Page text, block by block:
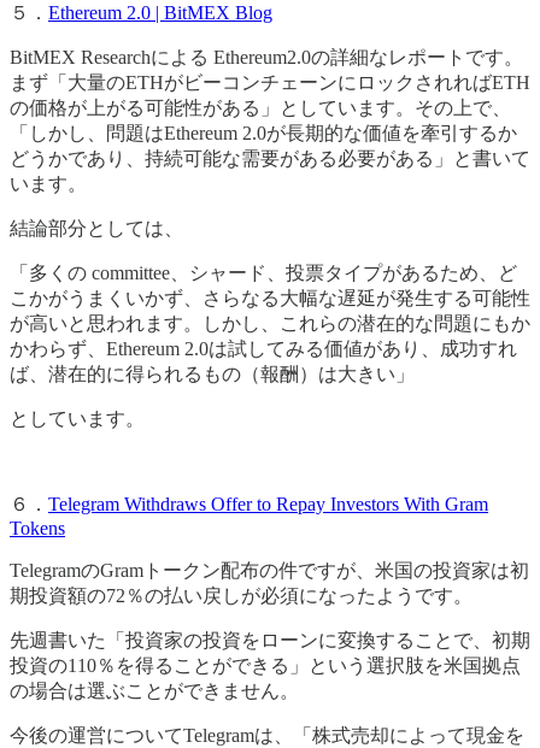
５． Ethereum 2.0 | BitMEX Blog
BitMEX Researchによる Ethereum2.0の詳細なレポートです。
まず「大量のETHがビーコンチェーンにロックされればETH
の価格が上がる可能性がある」としています。その上で、
「しかし、問題はEthereum 2.0が長期的な価値を牽引するか
どうかであり、持続可能な需要がある必要がある」と書いて
います。
結論部分としては、
「多くの committee、シャード、投票タイプがあるため、ど
こかがうまくいかず、さらなる大幅な遅延が発生する可能性
が高いと思われます。しかし、これらの潜在的な問題にもか
かわらず、Ethereum 2.0は試してみる価値があり、成功すれ
ば、潜在的に得られるもの（報酬）は大きい」
としています。
６． Telegram Withdraws Offer to Repay Investors With Gram
Tokens
TelegramのGramトークン配布の件ですが、米国の投資家は初
期投資額の72％の払い戻しが必須になったようです。
先週書いた「投資家の投資をローンに変換することで、初期
投資の110％を得ることができる」という選択肢を米国拠点
の場合は選ぶことができません。
今後の運営についてTelegramは、「株式売却によって現金を